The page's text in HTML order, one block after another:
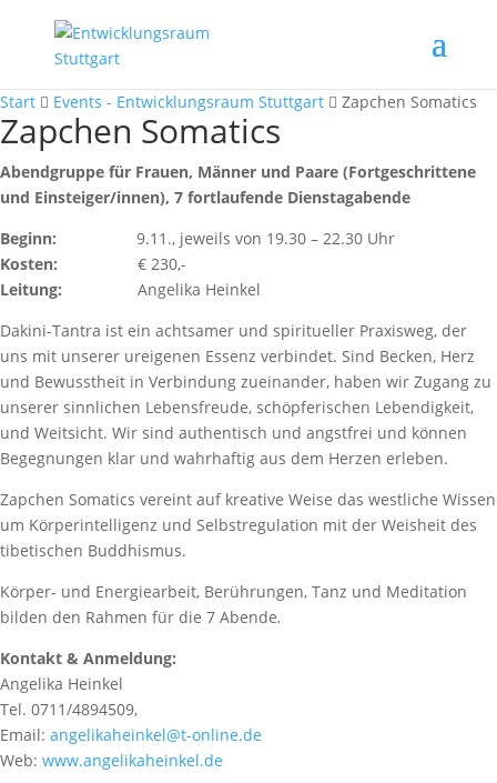
Start Events - Entwicklungsraum Stuttgart Zapchen Somatics
Zapchen Somatics
Abendgruppe für Frauen, Männer und Paare (Fortgeschrittene
und Einsteiger/innen), 7 fortlaufende Dienstagabende
Beginn:
9.11., jeweils von 19.30 – 22.30 Uhr
Kosten:
€ 230,-
Leitung:
Angelika Heinkel
Dakini-Tantra ist ein achtsamer und spiritueller Praxisweg, der
uns mit unserer ureigenen Essenz verbindet. Sind Becken, Herz
und Bewusstheit in Verbindung zueinander, haben wir Zugang zu
unserer sinnlichen Lebensfreude, schöpferischen Lebendigkeit,
und Weitsicht. Wir sind authentisch und angstfrei und können
Begegnungen klar und wahrhaftig aus dem Herzen erleben.
Zapchen Somatics vereint auf kreative Weise das westliche Wissen
um Körperintelligenz und Selbstregulation mit der Weisheit des
tibetischen Buddhismus.
Körper- und Energiearbeit, Berührungen, Tanz und Meditation
bilden den Rahmen für die 7 Abende.
Kontakt & Anmeldung:
Angelika Heinkel
Tel. 0711/4894509,
Email: angelikaheinkel@t-online.de
Web: www.angelikaheinkel.de